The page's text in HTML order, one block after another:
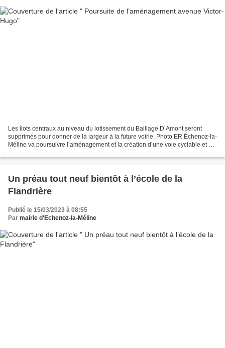
Les îlots centraux au niveau du lotissement du Baillage D’Amont seront
supprimés pour donner de la largeur à la future voirie. Photo ER Échenoz-la-
Méline va poursuivre l’aménagement et la création d’une voie cyclable et de
Un préau tout neuf bientôt à l’école de la
Flandrière
Publié le 15/03/2023 à 08:55
Par mairie d'Echenoz-la-Méline